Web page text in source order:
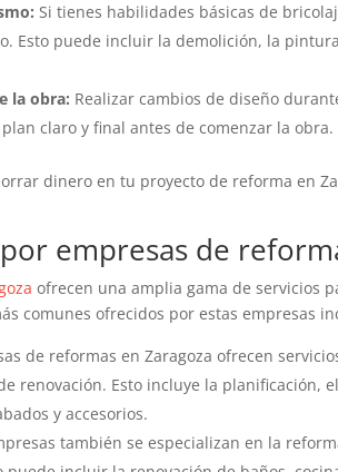
Si tienes habilidades básicas de
Esto puede incluir la demolición, la
la obra: Realizar cambios de diseño
claro y final antes de comenzar la obra.
dinero en tu proyecto de reforma en
empresas de
ofrecen una amplia gama de servicios
comunes ofrecidos por estas empresas
de reformas en Zaragoza ofrecen
renovación. Esto incluye la planificación,
y accesorios.
también se especializan en la